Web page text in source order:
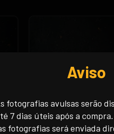
Aviso
fotografias avulsas serão
7 dias úteis após a
fotografias será enviada